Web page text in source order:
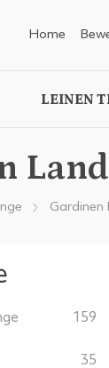
Home
LEINEN
Gardinen
159
35